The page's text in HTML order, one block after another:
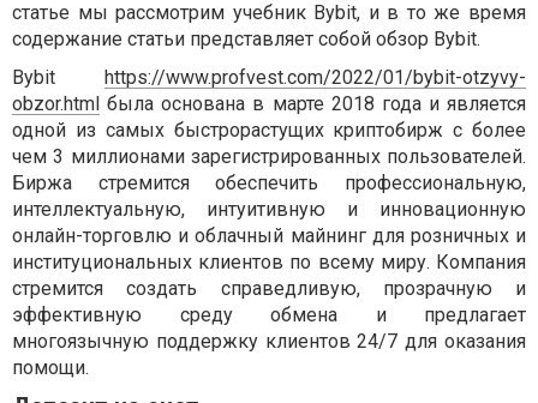
статье мы рассмотрим учебник Bybit, и в то же время
содержание статьи представляет собой обзор Bybit.
Bybit
https://www.profvest.com/2022/01/bybit-otzyvy-
obzor.html была основана в марте 2018 года и является
одной из самых быстрорастущих криптобирж с более
чем 3 миллионами зарегистрированных пользователей.
Биржа стремится обеспечить профессиональную,
интеллектуальную, интуитивную и инновационную
онлайн-торговлю и облачный майнинг для розничных и
институциональных клиентов по всему миру. Компания
стремится создать справедливую, прозрачную и
эффективную среду обмена и предлагает
многоязычную поддержку клиентов 24/7 для оказания
помощи.